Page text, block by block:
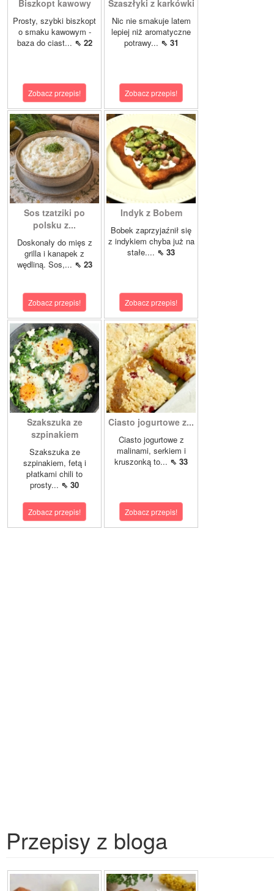
Biszkopt kawowy
Prosty, szybki biszkopt
o smaku kawowym -
baza do ciast... ⇖ 22
Zobacz przepis!
Szaszłyki z karkówki
Nic nie smakuje latem
lepiej niż aromatyczne
potrawy... ⇖ 31
Zobacz przepis!
Sos tzatziki po
polsku z...
Doskonały do mięs z
grilla i kanapek z
wędliną. Sos,... ⇖ 23
Zobacz przepis!
Indyk z Bobem
Bobek zaprzyjaźnił się
z indykiem chyba już na
stałe.... ⇖ 33
Zobacz przepis!
Szakszuka ze
szpinakiem
Szakszuka ze
szpinakiem, fetą i
płatkami chili to
prosty... ⇖ 30
Zobacz przepis!
Ciasto jogurtowe z...
Ciasto jogurtowe z
malinami, serkiem i
kruszonką to... ⇖ 33
Zobacz przepis!
Przepisy z bloga